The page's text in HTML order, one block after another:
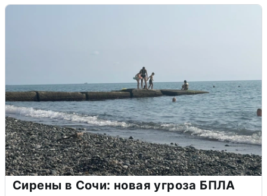
Сирены в Сочи: новая угроза БПЛА